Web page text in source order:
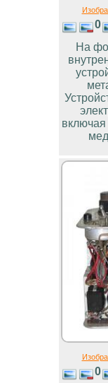
0
На
включая
0